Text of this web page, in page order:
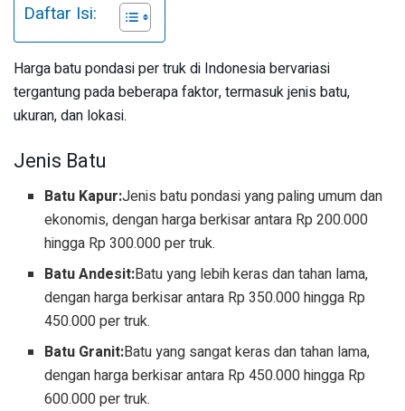
Daftar Isi:
Harga batu pondasi per truk di Indonesia bervariasi
tergantung pada beberapa faktor, termasuk jenis batu,
ukuran, dan lokasi.
Jenis Batu
Batu Kapur:Jenis batu pondasi yang paling umum dan
ekonomis, dengan harga berkisar antara Rp 200.000
hingga Rp 300.000 per truk.
Batu Andesit:Batu yang lebih keras dan tahan lama,
dengan harga berkisar antara Rp 350.000 hingga Rp
450.000 per truk.
Batu Granit:Batu yang sangat keras dan tahan lama,
dengan harga berkisar antara Rp 450.000 hingga Rp
600.000 per truk.